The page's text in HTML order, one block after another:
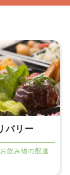
バリー
飲み物の配達